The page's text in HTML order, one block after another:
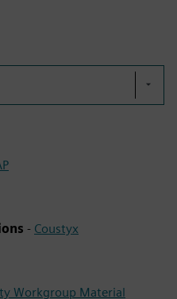
- Coustyx
Workgroup Material